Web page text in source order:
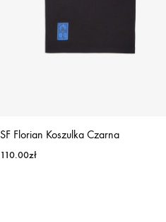
SF Florian Koszulka Czarna
110.00zł